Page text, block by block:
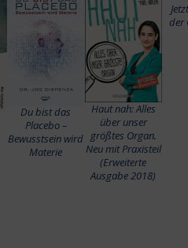
Du bist das
Placebo –
Bewusstsein wird
Materie
Haut nah: Alles
über unser
größtes Organ.
Neu mit Praxisteil
(Erweiterte
Ausgabe 2018)
der